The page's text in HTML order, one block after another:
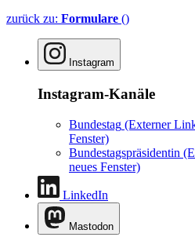
zurück zu: Formulare ()
Instagram
Instagram-Kanäle
Bundestag (Externer
Fenster)
Bundestagspräsidentin
neues Fenster)
LinkedIn
Mastodon